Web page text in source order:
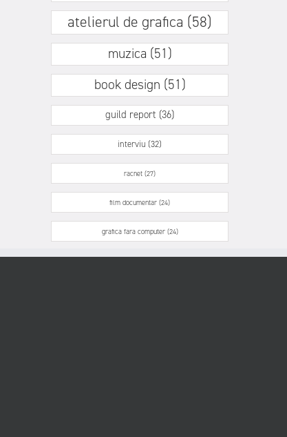
atelierul de grafica (58)
muzica (51)
book design (51)
guild report (36)
interviu (32)
racnet (27)
film documentar (24)
grafica fara computer (24)